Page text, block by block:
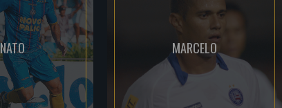
MARCELO